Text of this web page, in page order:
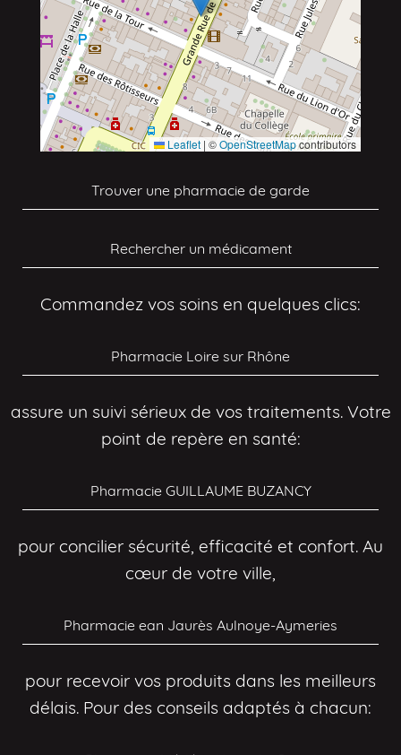
Leaflet | ©OpenStreetMapcontributors
Trouver une pharmacie de garde
Rechercher un médicament
Commandez vos soins en quelques clics:
Pharmacie Loire sur Rhône
assure un suivi sérieux de vos traitements. Votre
point de repère en santé:
Pharmacie GUILLAUME BUZANCY
pour concilier sécurité, efficacité et confort. Au
cœur de votre ville,
Pharmacie ean Jaurès Aulnoye-Aymeries
pour recevoir vos produits dans les meilleurs
délais. Pour des conseils adaptés à chacun: